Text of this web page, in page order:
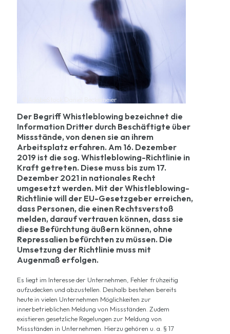
©AdobeStock Daniel Beckemeier
Der Begriff Whistleblowing bezeichnet die
Information Dritter durch Beschäftigte über
Missstände, von denen sie an ihrem
Arbeitsplatz erfahren. Am 16. Dezember
2019 ist die sog. Whistleblowing-Richtlinie in
Kraft getreten. Diese muss bis zum 17.
Dezember 2021 in nationales Recht
umgesetzt werden. Mit der Whistleblowing-
Richtlinie will der EU-Gesetzgeber erreichen,
dass Personen, die einen Rechtsverstoß
melden, darauf vertrauen können, dass sie
diese Befürchtung äußern können, ohne
Repressalien befürchten zu müssen. Die
Umsetzung der Richtlinie muss mit
Augenmaß erfolgen.
Es liegt im Interesse der Unternehmen, Fehler frühzeitig
aufzudecken und abzustellen. Deshalb bestehen bereits
heute in vielen Unternehmen Möglichkeiten zur
innerbetrieblichen Meldung von Missständen. Zudem
existieren gesetzliche Regelungen zur Meldung von
Missständen in Unternehmen. Hierzu gehören u. a. § 17